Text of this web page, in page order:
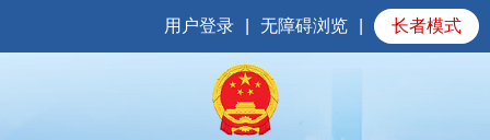
用户登录 无障碍浏览 长者模式